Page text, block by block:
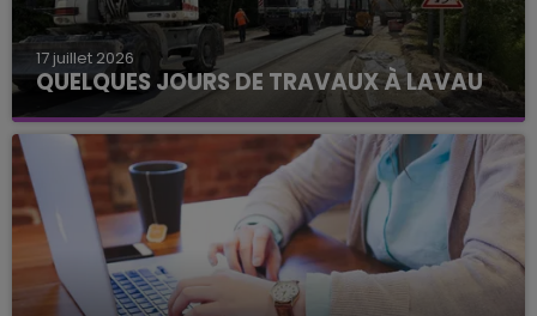
17 juillet 2026
QUELQUES JOURS DE TRAVAUX À LAVAU